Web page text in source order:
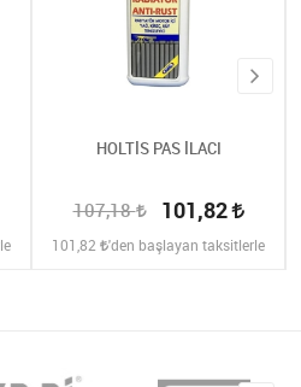
HOLTİS PAS İLACI
107,18 101,82
101,82 'den başlayan taksitlerle